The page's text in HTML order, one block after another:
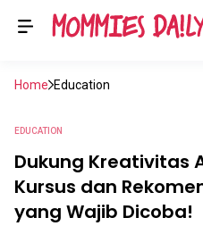
Home Education
EDUCATION
Dukung Kreativitas
Kursus dan
yang Wajib Dicoba!